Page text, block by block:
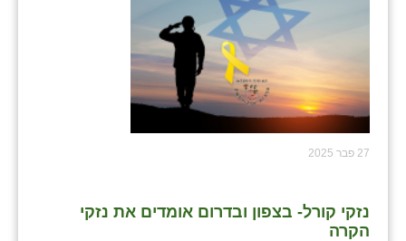
27 פבר 2025
נזקי קורל- בצפון ובדרום אומדים את נזקי
הקרה